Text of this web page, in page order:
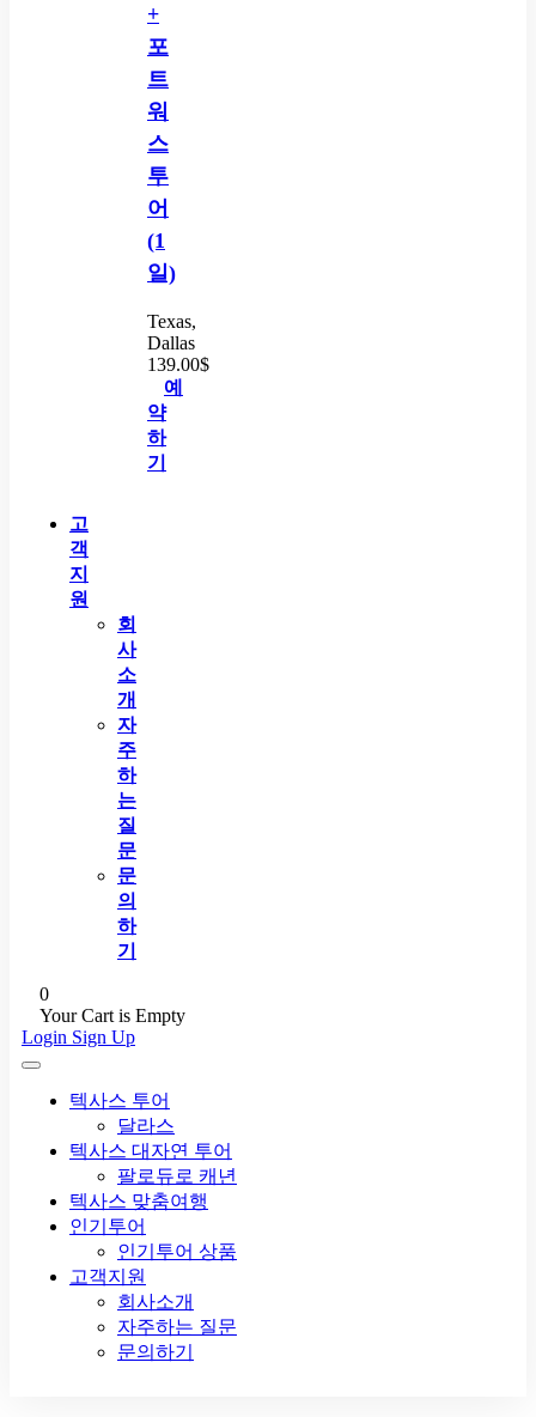
+
포
트
워
스
투
어
(1
일)
Texas,
Dallas
139.00$
예
약
하
기
고
객
지
원
회
사
소
개
자
주
하
는
질
문
문
의
하
기
0
Your Cart is Empty
Login Sign Up
텍사스 투어
달라스
텍사스 대자연 투어
팔로듀로 캐년
텍사스 맞춤여행
인기투어
인기투어 상품
고객지원
회사소개
자주하는 질문
문의하기